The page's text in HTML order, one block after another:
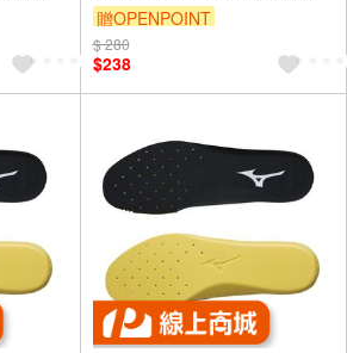
贈OPENPOINT
$ 280
$238